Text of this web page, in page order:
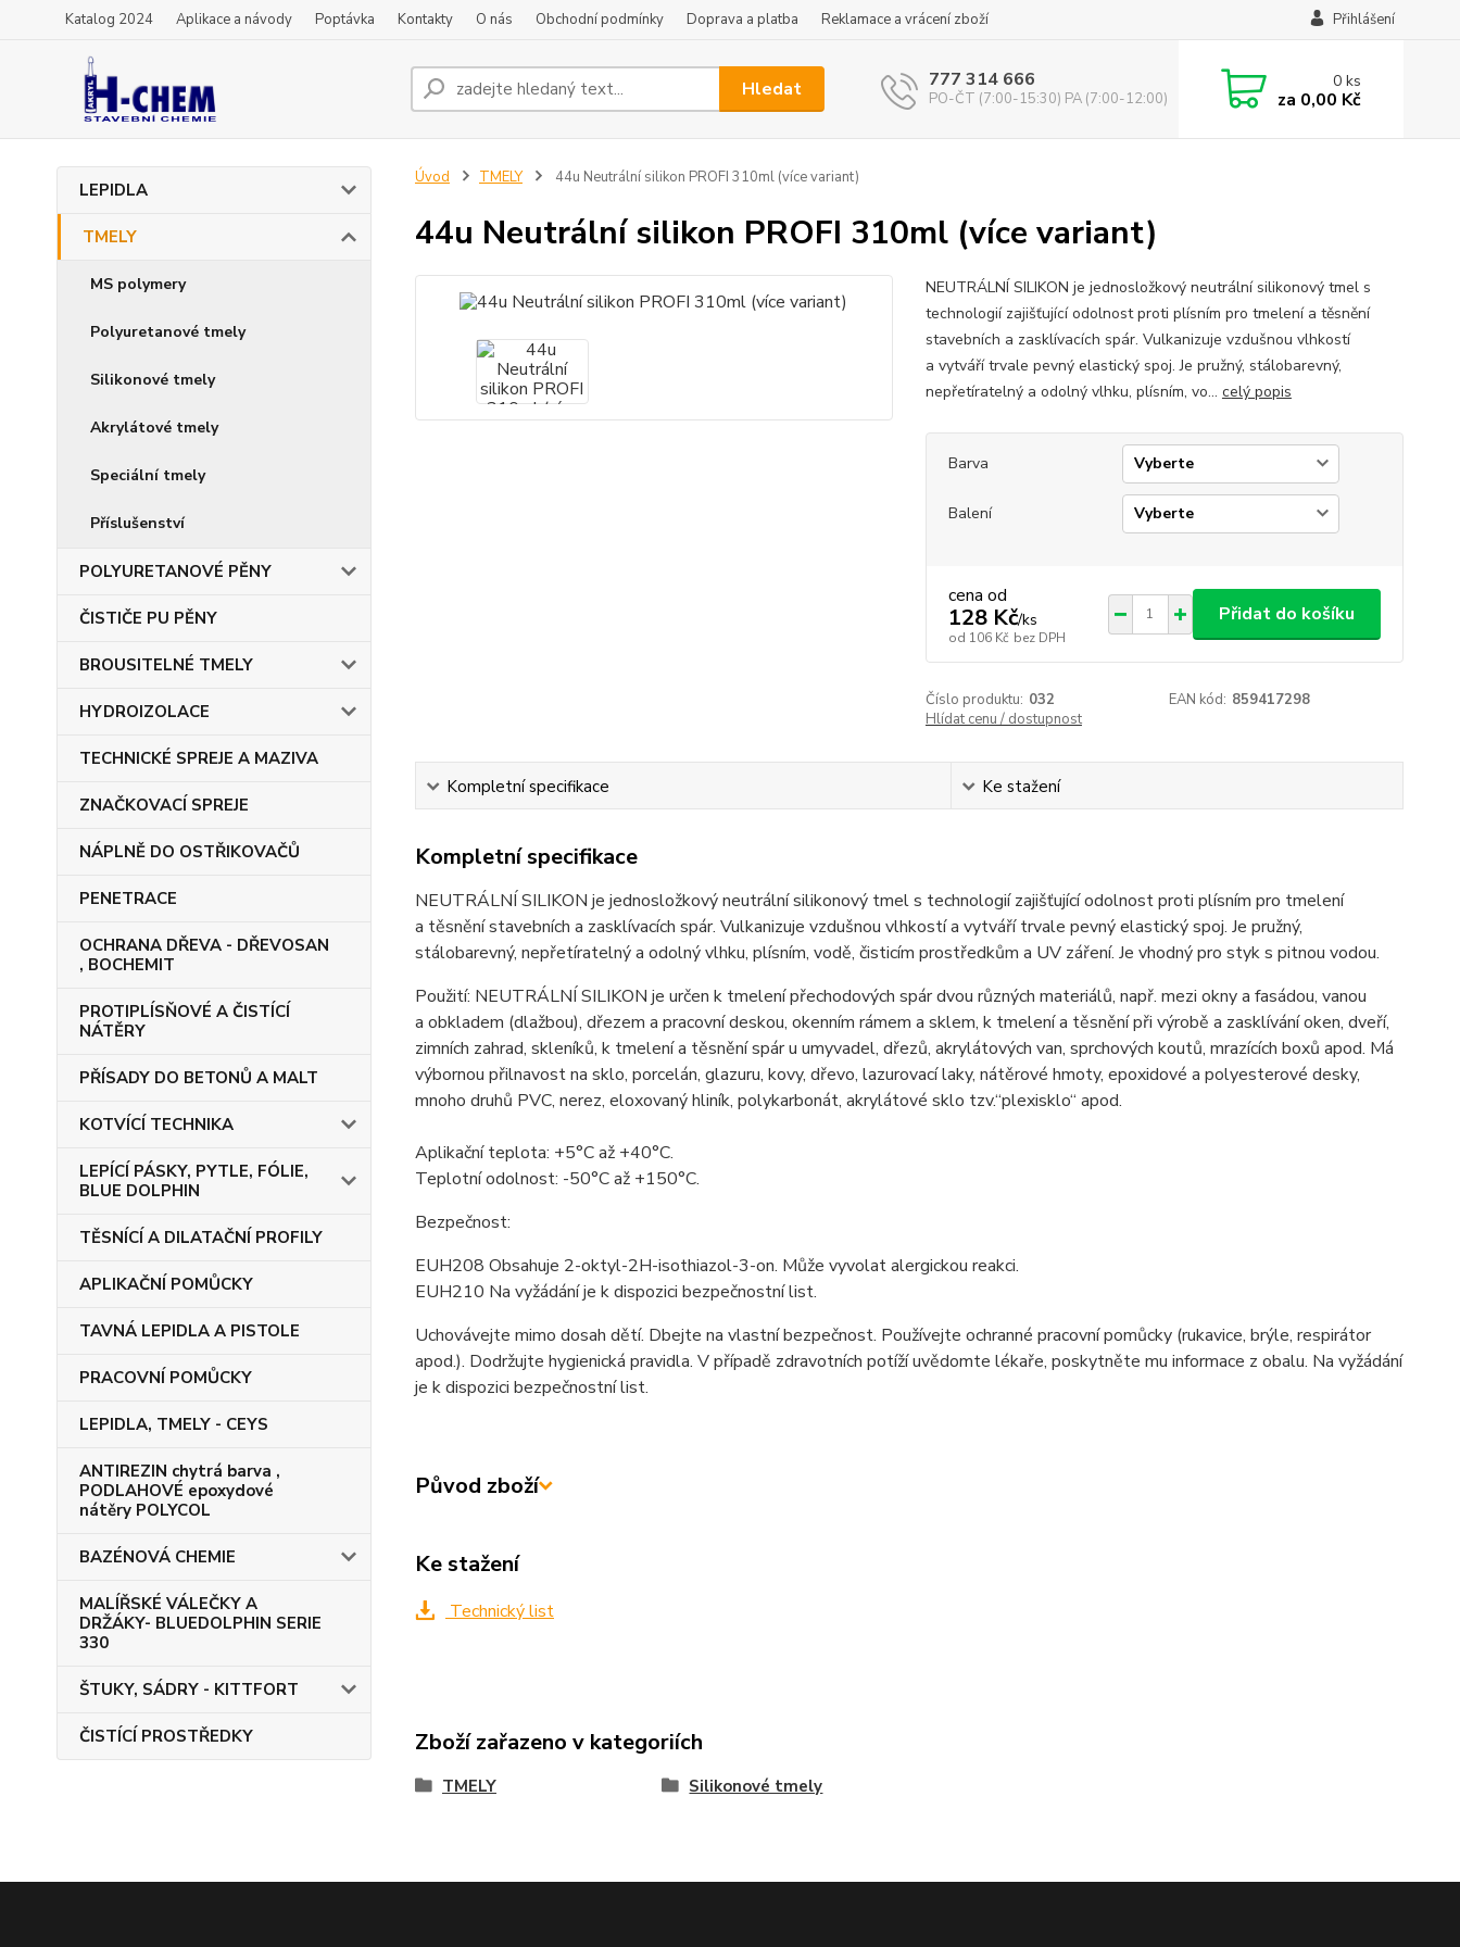
Katalog 2024 Aplikace a návody Poptávka Kontakty O nás Obchodní podmínky Doprava a platba Reklamace a vrácení zboží Přihlášení
Hledat 777 314 666
PO-ČT (7:00-15:30) PA (7:00-12:00)
0ks
za 0,00 Kč
LEPIDLA
TMELY
MS polymery
Polyuretanové tmely
Silikonové tmely
Akrylátové tmely
Speciální tmely
Příslušenství
POLYURETANOVÉ PĚNY
ČISTIČE PU PĚNY
BROUSITELNÉ TMELY
HYDROIZOLACE
TECHNICKÉ SPREJE A MAZIVA
ZNAČKOVACÍ SPREJE
NÁPLNĚ DO OSTŘIKOVAČŮ
PENETRACE
OCHRANA DŘEVA - DŘEVOSAN
, BOCHEMIT
PROTIPLÍSŇOVÉ A ČISTÍCÍ
NÁTĚRY
PŘÍSADY DO BETONŮ A MALT
KOTVÍCÍ TECHNIKA
LEPÍCÍ PÁSKY, PYTLE, FÓLIE,
BLUE DOLPHIN
TĚSNÍCÍ A DILATAČNÍ PROFILY
APLIKAČNÍ POMŮCKY
TAVNÁ LEPIDLA A PISTOLE
PRACOVNÍ POMŮCKY
LEPIDLA, TMELY - CEYS
ANTIREZIN chytrá barva ,
PODLAHOVÉ epoxydové
nátěry POLYCOL
BAZÉNOVÁ CHEMIE
MALÍŘSKÉ VÁLEČKY A
DRŽÁKY- BLUEDOLPHIN SERIE
330
ŠTUKY, SÁDRY - KITTFORT
ČISTÍCÍ PROSTŘEDKY
Úvod TMELY 44u Neutrální silikon PROFI 310ml (více variant)
44u Neutrální silikon PROFI 310ml (více variant)
NEUTRÁLNÍ SILIKON je jednosložkový neutrální silikonový tmel s
technologií zajišťující odolnost proti plísním pro tmelení a těsnění
stavebních a zasklívacích spár. Vulkanizuje vzdušnou vlhkostí
a vytváří trvale pevný elastický spoj. Je pružný, stálobarevný,
nepřetíratelný a odolný vlhku, plísním, vo... celý popis
Barva
Balení
cena od
128 Kč/ks
od 106 Kč bez DPH
Přidat do košíku
Číslo produktu: 032 EAN kód: 859417298
Hlídat cenu / dostupnost
Kompletní specifikace Ke stažení
Kompletní specifikace
NEUTRÁLNÍ SILIKON je jednosložkový neutrální silikonový tmel s technologií zajišťující odolnost proti plísním pro tmelení
a těsnění stavebních a zasklívacích spár. Vulkanizuje vzdušnou vlhkostí a vytváří trvale pevný elastický spoj. Je pružný,
stálobarevný, nepřetíratelný a odolný vlhku, plísním, vodě, čisticím prostředkům a UV záření. Je vhodný pro styk s pitnou vodou.
Použití: NEUTRÁLNÍ SILIKON je určen k tmelení přechodových spár dvou různých materiálů, např. mezi okny a fasádou, vanou
a obkladem (dlažbou), dřezem a pracovní deskou, okenním rámem a sklem, k tmelení a těsnění při výrobě a zasklívání oken, dveří,
zimních zahrad, skleníků, k tmelení a těsnění spár u umyvadel, dřezů, akrylátových van, sprchových koutů, mrazících boxů apod. Má
výbornou přilnavost na sklo, porcelán, glazuru, kovy, dřevo, lazurovací laky, nátěrové hmoty, epoxidové a polyesterové desky,
mnoho druhů PVC, nerez, eloxovaný hliník, polykarbonát, akrylátové sklo tzv.“plexisklo“ apod.
Aplikační teplota: +5°C až +40°C.
Teplotní odolnost: -50°C až +150°C.
Bezpečnost:
EUH208 Obsahuje 2-oktyl-2H-isothiazol-3-on. Může vyvolat alergickou reakci.
EUH210 Na vyžádání je k dispozici bezpečnostní list.
Uchovávejte mimo dosah dětí. Dbejte na vlastní bezpečnost. Používejte ochranné pracovní pomůcky (rukavice, brýle, respirátor
apod.). Dodržujte hygienická pravidla. V případě zdravotních potíží uvědomte lékaře, poskytněte mu informace z obalu. Na vyžádání
je k dispozici bezpečnostní list.
Původ zboží
Ke stažení
Technický list
Zboží zařazeno v kategoriích
TMELY Silikonové tmely